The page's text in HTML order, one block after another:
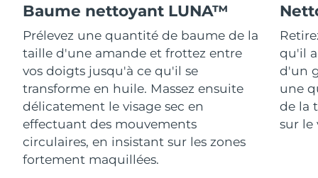
Baume nettoyant LUNA™
Prélevez une quantité de baume de la
taille d'une amande et frottez entre
vos doigts jusqu'à ce qu'il se
transforme en huile. Massez ensuite
délicatement le visage sec en
effectuant des mouvements
circulaires, en insistant sur les zones
fortement maquillées.
qu'il
d'un
une
de la
sur le